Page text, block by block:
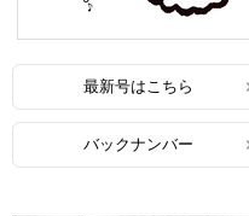
最新号はこちら
バックナンバー